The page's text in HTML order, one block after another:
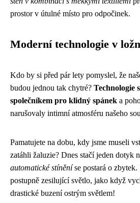
prostor v útulné místo pro odpočinek.
Moderní technologie v
Kdo by si před pár lety pomyslel, že
budou jednou tak chytré? Technologie
společníkem pro klidný spánek a
narušovaly intimní atmosféru našeho
Pamatujete na dobu, kdy jsme museli
zatáhli žaluzie? Dnes stačí jeden dotyk
automatické stíněníse postará o zbytek.
postupně zesilující světlo, jako když
drastické buzení ostrým světlem!